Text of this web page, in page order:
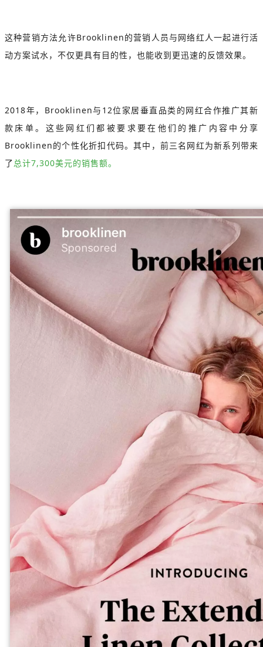
这种营销方法允许Brooklinen的营销人员与网络红人一起进行活
动方案试水，不仅更具有目的性，也能收到更迅速的反馈效果。
2018年，Brooklinen与12位家居垂直品类的网红合作推广其新
款床单。这些网红们都被要求要在他们的推广内容中分享
Brooklinen的个性化折扣代码。其中，前三名网红为新系列带来
了总计7,300美元的销售额。